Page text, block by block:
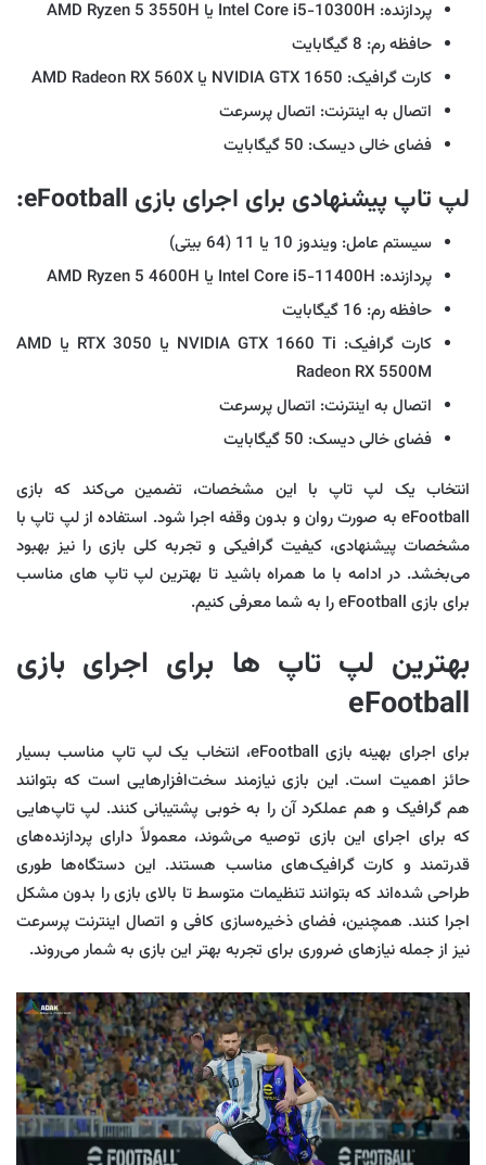
پردازنده: Intel Core i5-10300H یا AMD Ryzen 5 3550H
حافظه رم: 8 گیگابایت
کارت گرافیک: NVIDIA GTX 1650 یا AMD Radeon RX 560X
اتصال به اینترنت: اتصال پرسرعت
فضای خالی دیسک: 50 گیگابایت
لپ تاپ پیشنهادی برای اجرای بازی eFootball:
سیستم عامل: ویندوز 10 یا 11 (64 بیتی)
پردازنده: Intel Core i5-11400H یا AMD Ryzen 5 4600H
حافظه رم: 16 گیگابایت
کارت گرافیک: NVIDIA GTX 1660 Ti یا RTX 3050 یا AMD
Radeon RX 5500M
اتصال به اینترنت: اتصال پرسرعت
فضای خالی دیسک: 50 گیگابایت
انتخاب یک لپ‌ تاپ با این مشخصات، تضمین می‌کند که بازی
eFootball به صورت روان و بدون وقفه اجرا شود. استفاده از لپ‌ تاپ با
مشخصات پیشنهادی، کیفیت گرافیکی و تجربه کلی بازی را نیز بهبود
می‌بخشد. در ادامه با ما همراه باشید تا بهترین لپ تاپ های مناسب
برای بازی eFootball را به شما معرفی کنیم.
بهترین لپ تاپ‌ ها برای اجرای بازی
eFootball
برای اجرای بهینه بازی eFootball، انتخاب یک لپ‌ تاپ مناسب بسیار
حائز اهمیت است. این بازی نیازمند سخت‌افزارهایی است که بتوانند
هم گرافیک و هم عملکرد آن را به خوبی پشتیبانی کنند. لپ‌ تاپ‌هایی
که برای اجرای این بازی توصیه می‌شوند، معمولاً دارای پردازنده‌های
قدرتمند و کارت گرافیک‌های مناسب هستند. این دستگاه‌ها طوری
طراحی شده‌اند که بتوانند تنظیمات متوسط تا بالای بازی را بدون مشکل
اجرا کنند. همچنین، فضای ذخیره‌سازی کافی و اتصال اینترنت پرسرعت
نیز از جمله نیازهای ضروری برای تجربه بهتر این بازی به شمار می‌روند.